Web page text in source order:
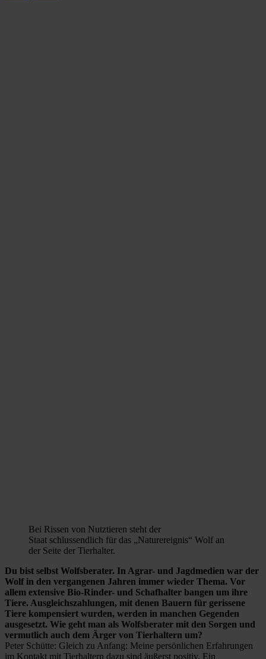
Bei Rissen von Nutztieren steht der
Staat schlussendlich für das „Naturereignis“ Wolf an
der Seite der Tierhalter.
Du bist selbst Wolfsberater. In Agrar- und Jagdmedien war der
Wolf in den vergangenen Jahren immer wieder Thema. Vor
allem extensive Bio-Rinder- und Schafhalter bangen um ihre
Tiere. Ausgleichszahlungen, mit denen Bauern für gerissene
Tiere kompensiert wurden, werden in manchen Gegenden
ausgesetzt. Wie geht man als Wolfsberater mit den Sorgen und
vermutlich auch dem Ärger von Tierhaltern um?
Peter Schütte: Gleich zu Anfang: Meine persönlichen Erfahrungen
im Kontakt mit Tierhaltern dazu sind äußerst positiv. Ein